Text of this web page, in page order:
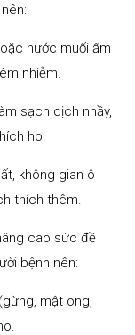
nước muối ấm
nhiễm.
sạch dịch nhầy,
ho.
không gian ô
thích thêm.
cao sức đề
bệnh nên:
mật ong,